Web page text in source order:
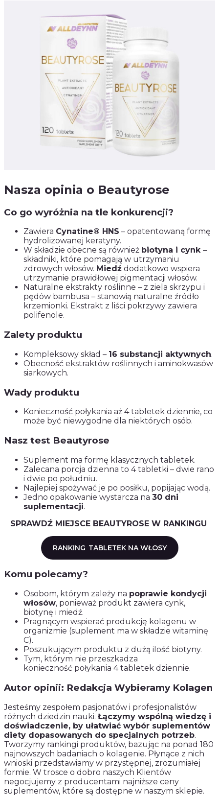
Nasza opinia o Beautyrose
Co go wyróżnia na tle konkurencji?
Zawiera Cynatine® HNS – opatentowaną formę
hydrolizowanej keratyny.
W składzie obecne są również biotyna i cynk –
składniki, które pomagają w utrzymaniu
zdrowych włosów. Miedź dodatkowo wspiera
utrzymanie prawidłowej pigmentacji włosów.
Naturalne ekstrakty roślinne – z ziela skrzypu i
pędów bambusa – stanowią naturalne źródło
krzemionki. Ekstrakt z liści pokrzywy zawiera
polifenole.
Zalety produktu
Kompleksowy skład – 16 substancji aktywnych.
Obecność ekstraktów roślinnych i aminokwasów
siarkowych.
Wady produktu
Konieczność połykania aż 4 tabletek dziennie, co
może być niewygodne dla niektórych osób.
Nasz test Beautyrose
Suplement ma formę klasycznych tabletek.
Zalecana porcja dzienna to 4 tabletki – dwie rano
i dwie po południu.
Najlepiej spożywać je po posiłku, popijając wodą.
Jedno opakowanie wystarcza na 30 dni
suplementacji.
SPRAWDŹ MIEJSCE BEAUTYROSE W RANKINGU
RANKING TABLETEK NA WŁOSY
Komu polecamy?
Osobom, którym zależy na poprawie kondycji
włosów, ponieważ produkt zawiera cynk,
biotynę i miedź.
Pragnącym wspierać produkcję kolagenu w
organizmie (suplement ma w składzie witaminę
C).
Poszukującym produktu z dużą ilość biotyny.
Tym, którym nie przeszkadza
konieczność połykania 4 tabletek dziennie.
Autor opinii: Redakcja Wybieramy Kolagen
Jesteśmy zespołem pasjonatów i profesjonalistów
różnych dziedzin nauki. Łączymy wspólną wiedzę i
doświadczenie, by ułatwiać wybór suplementów
diety dopasowanych do specjalnych potrzeb.
Tworzymy rankingi produktów, bazując na ponad 180
najnowszych badaniach o kolagenie. Płynące z nich
wnioski przedstawiamy w przystępnej, zrozumiałej
formie. W trosce o dobro naszych Klientów
negocjujemy z producentami najniższe ceny
suplementów, które są dostępne w naszym sklepie.